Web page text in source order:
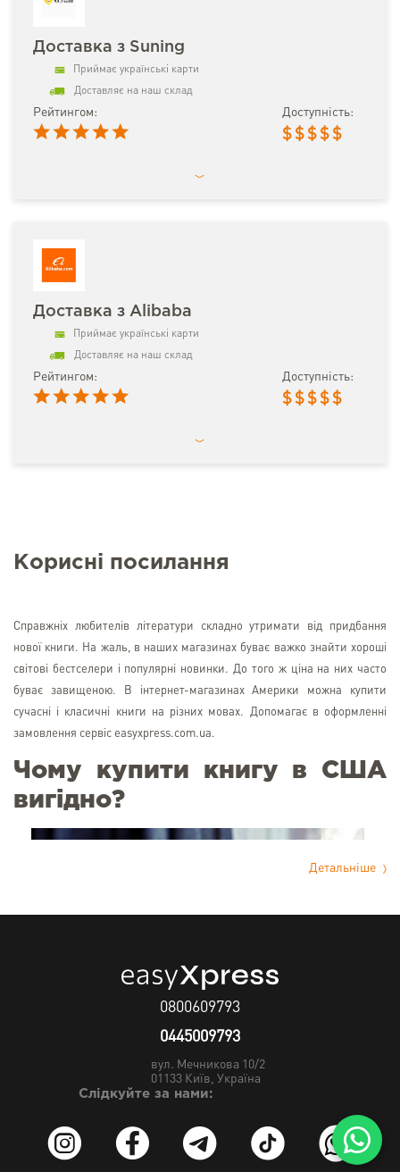
Доставка з Suning
Приймає українські карти
Доставляє на наш склад
Рейтингом: Доступність:
$ $ $ $ $
Доставка з Alibaba
Приймає українські карти
Доставляє на наш склад
Рейтингом: Доступність:
$ $ $ $ $
Корисні посилання
Справжніх любителів літератури складно утримати від придбання
нової книги. На жаль, в наших магазинах буває важко знайти хороші
світові бестселери і популярні новинки. До того ж ціна на них часто
буває завищеною. В інтернет-магазинах Америки можна купити
сучасні і класичні книги на різних мовах. Допомагає в оформленні
замовлення сервіс easyxpress.com.ua.
Чому купити книгу в США
вигідно?
замовити книги з США, варто виділити:
Kobo.com;
Amazon.com;
Детальніше
0800609793
0445009793
вул. Мечникова 10/2
01133 Київ, Україна
Слідкуйте за нами: